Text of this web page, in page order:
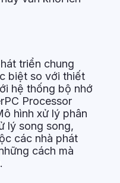
triển chung
biệt so với thiết
hệ thống bộ nhớ
Processor
hình xử lý phân
lý song song,
các nhà phát
cách mà